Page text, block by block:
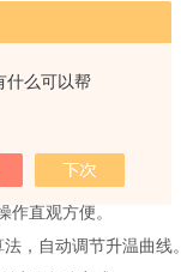
什么可以帮
直观方便。
，自动调节升温曲线。